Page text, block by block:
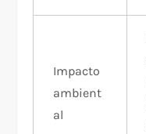
Impacto
ambient
al